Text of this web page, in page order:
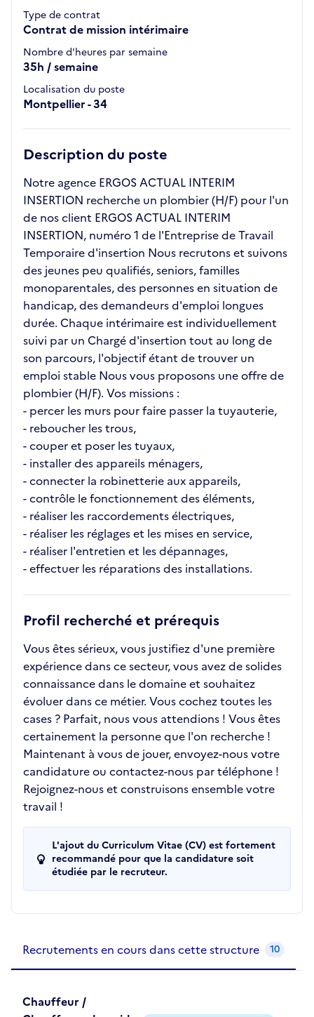
Type de contrat
Contrat de mission intérimaire
Nombre d'heures par semaine
35h / semaine
Localisation du poste
Montpellier - 34
Description du poste
Notre agence ERGOS ACTUAL INTERIM
INSERTION recherche un plombier (H/F) pour l'un
de nos client ERGOS ACTUAL INTERIM
INSERTION, numéro 1 de l'Entreprise de Travail
Temporaire d'insertion Nous recrutons et suivons
des jeunes peu qualifiés, seniors, familles
monoparentales, des personnes en situation de
handicap, des demandeurs d'emploi longues
durée. Chaque intérimaire est individuellement
suivi par un Chargé d'insertion tout au long de
son parcours, l'objectif étant de trouver un
emploi stable Nous vous proposons une offre de
plombier (H/F). Vos missions :
- percer les murs pour faire passer la tuyauterie,
- reboucher les trous,
- couper et poser les tuyaux,
- installer des appareils ménagers,
- connecter la robinetterie aux appareils,
- contrôle le fonctionnement des éléments,
- réaliser les raccordements électriques,
- réaliser les réglages et les mises en service,
- réaliser l'entretien et les dépannages,
- effectuer les réparations des installations.
Profil recherché et prérequis
Vous êtes sérieux, vous justifiez d'une première
expérience dans ce secteur, vous avez de solides
connaissance dans le domaine et souhaitez
évoluer dans ce métier. Vous cochez toutes les
cases ? Parfait, nous vous attendions ! Vous êtes
certainement la personne que l'on recherche !
Maintenant à vous de jouer, envoyez-nous votre
candidature ou contactez-nous par téléphone !
Rejoignez-nous et construisons ensemble votre
travail !
L'ajout du Curriculum Vitae (CV) est fortement
recommandé pour que la candidature soit
étudiée par le recruteur.
Recrutements en cours dans cette structure 10
Chauffeur /